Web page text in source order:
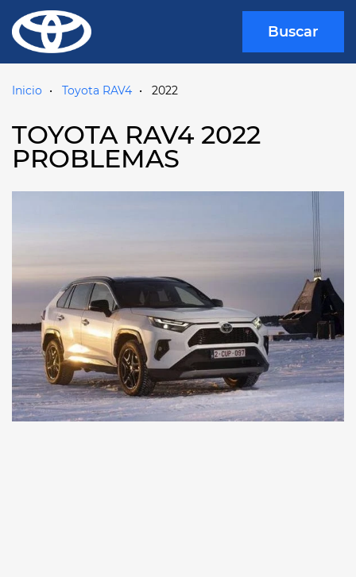
Buscar
Inicio Toyota RAV4 2022
TOYOTA RAV4 2022
PROBLEMAS